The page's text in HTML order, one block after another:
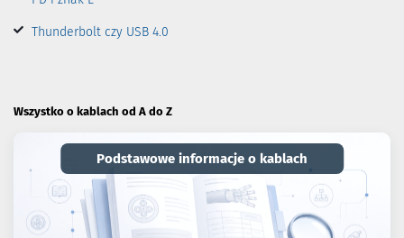
Thunderbolt czy USB 4.0
Wszystko o kablach od A do Z
Podstawowe informacje o kablach